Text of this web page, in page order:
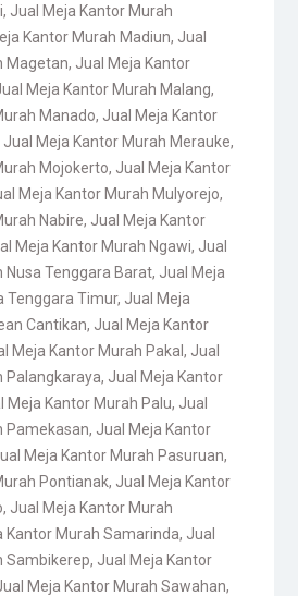
, Jual Meja Kantor Murah
Kantor Murah Madiun, Jual
Magetan, Jual Meja Kantor
Meja Kantor Murah Malang,
Manado, Jual Meja Kantor
Jual Meja Kantor Murah Merauke,
Mojokerto, Jual Meja Kantor
Meja Kantor Murah Mulyorejo,
Nabire, Jual Meja Kantor
Meja Kantor Murah Ngawi, Jual
Nusa Tenggara Barat, Jual Meja
Tenggara Timur, Jual Meja
Cantikan, Jual Meja Kantor
Meja Kantor Murah Pakal, Jual
Palangkaraya, Jual Meja Kantor
Meja Kantor Murah Palu, Jual
Pamekasan, Jual Meja Kantor
Meja Kantor Murah Pasuruan,
Pontianak, Jual Meja Kantor
, Jual Meja Kantor Murah
Kantor Murah Samarinda, Jual
Sambikerep, Jual Meja Kantor
Meja Kantor Murah Sawahan,